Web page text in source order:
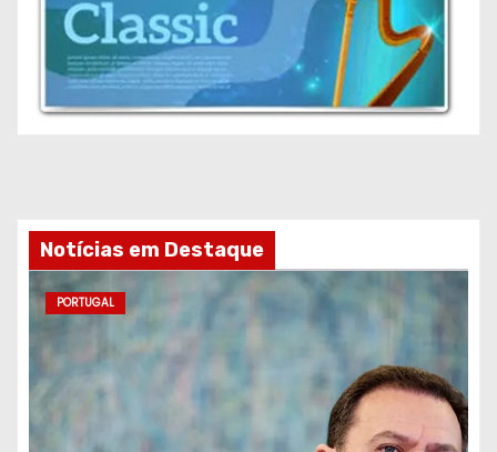
Notícias em Destaque
PORTUGAL